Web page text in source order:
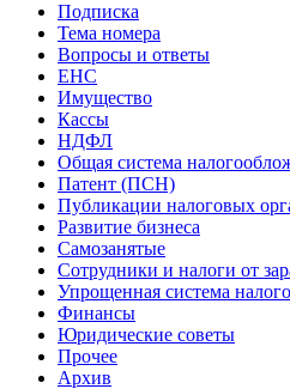
Подписка
Тема номера
Вопросы и ответы
ЕНС
Имущество
Кассы
НДФЛ
Общая система
Патент (ПСН)
Публикации налоговых
Развитие бизнеса
Самозанятые
Сотрудники и налоги от
Упрощенная система
Финансы
Юридические советы
Прочее
Архив